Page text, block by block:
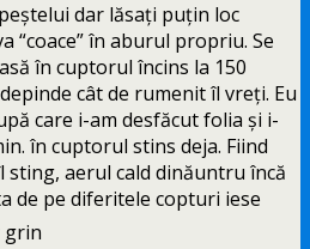
dar lăsaţi puţin loc
“coace” în aburul propriu. Se
în cuptorul încins la 150
cât de rumenit îl vreți. Eu
care i-am desfăcut folia și i-
în cuptorul stins deja. Fiind
sting, aerul cald dinăuntru încă
de pe diferitele copturi iese